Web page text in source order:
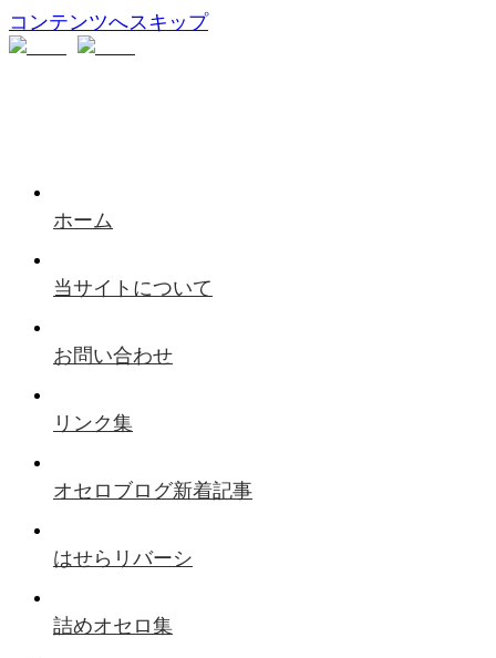
コンテンツへスキップ
ホーム
当サイトについて
お問い合わせ
リンク集
オセロブログ新着記事
はせらリバーシ
詰めオセロ集